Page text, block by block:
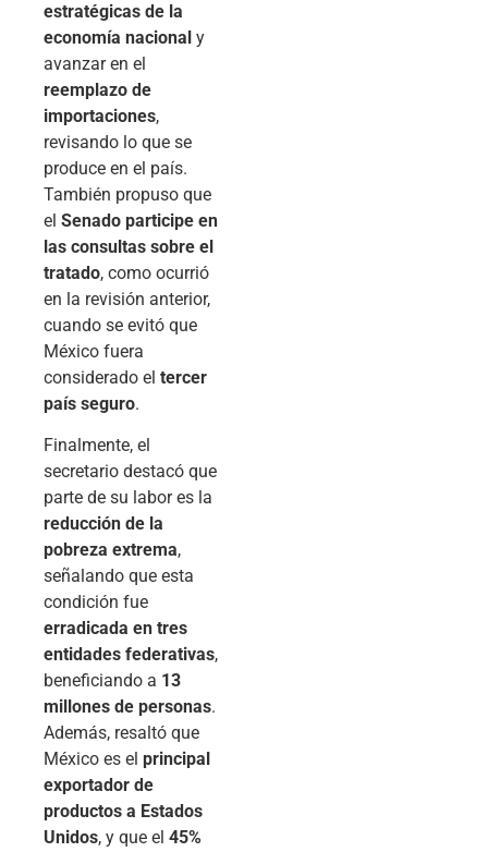
estratégicas de la
economía nacional y
avanzar en el
reemplazo de
importaciones,
revisando lo que se
produce en el país.
También propuso que
el Senado participe en
las consultas sobre el
tratado, como ocurrió
en la revisión anterior,
cuando se evitó que
México fuera
considerado el tercer
país seguro.
Finalmente, el
secretario destacó que
parte de su labor es la
reducción de la
pobreza extrema,
señalando que esta
condición fue
erradicada en tres
entidades federativas,
beneficiando a 13
millones de personas.
Además, resaltó que
México es el principal
exportador de
productos a Estados
Unidos, y que el 45%